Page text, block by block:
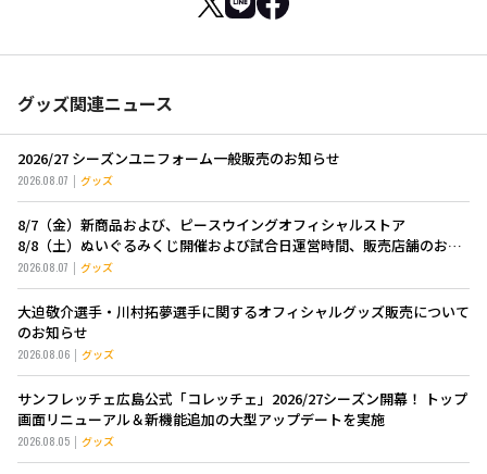
グッズ関連ニュース
2026/27 シーズンユニフォーム一般販売のお知らせ
2026.08.07 グッズ
8/7（金）新商品および、ピースウイングオフィシャルストア
8/8（土）ぬいぐるみくじ開催および試合日運営時間、販売店舗のお知
らせ
2026.08.07 グッズ
大迫敬介選手・川村拓夢選手に関するオフィシャルグッズ販売について
のお知らせ
2026.08.06 グッズ
サンフレッチェ広島公式「コレッチェ」2026/27シーズン開幕！ トップ
画面リニューアル＆新機能追加の大型アップデートを実施
2026.08.05 グッズ